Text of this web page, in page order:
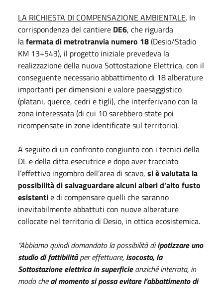
LA RICHIESTA DI COMPENSAZIONE AMBIENTALE. In
corrispondenza del cantiere DE6, che riguarda
lafermata di metrotranvia numero 18(Desio/Stadio
KM 13+543), il progetto iniziale prevedeva la
realizzazione della nuova Sottostazione Elettrica, con il
conseguente necessario abbattimento di 18 alberature
importanti per dimensioni e valore paesaggistico
(platani, querce, cedri e tigli), che interferivano con la
zona interessata (di cui 10 sarebbero state poi
ricompensate in zone identificate sul territorio).
A seguito di un confronto congiunto con i tecnici della
DL e della ditta esecutrice e dopo aver tracciato
l’effettivo ingombro dell’area di scavo, si è valutata la
possibilità di salvaguardare alcuni alberi d’alto fusto
esistentie di compensare quelli che saranno
inevitabilmente abbattuti con nuove alberature
collocate nel territorio di Desio, in ottica ecosistemica.
“Abbiamo quindi domandato la possibilità diipotizzare uno
studio di fattibilitàper effettuare, isocosto, la
Sottostazione elettrica in superficieanziché interrata, in
modo cheal momento si possa evitare l’abbattimento di